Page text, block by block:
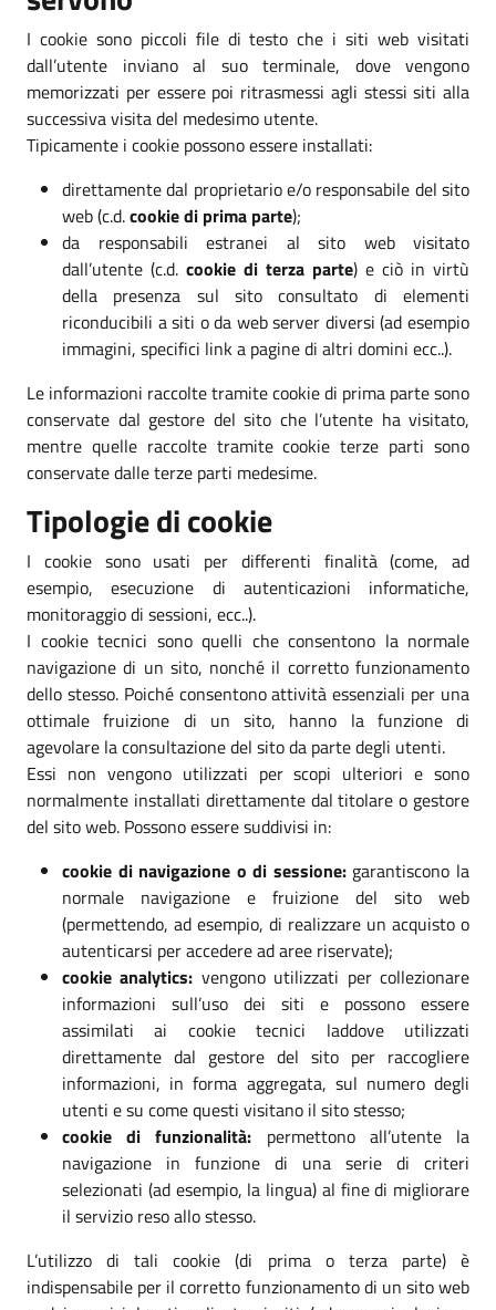
I cookie sono piccoli file di testo che i siti web visitati
dall’utente inviano al suo terminale, dove vengono
memorizzati per essere poi ritrasmessi agli stessi siti alla
successiva visita del medesimo utente.
Tipicamente i cookie possono essere installati:
direttamente dal proprietario e/o responsabile del sito
web (c.d.cookie di prima parte);
da responsabili estranei al sito web visitato
dall’utente (c.d. cookie di terza parte) e ciò in virtù
della presenza sul sito consultato di elementi
riconducibili a siti o da web server diversi (ad esempio
immagini, specifici link a pagine di altri domini ecc..).
Le informazioni raccolte tramite cookie di prima parte sono
conservate dal gestore del sito che l’utente ha visitato,
mentre quelle raccolte tramite cookie terze parti sono
conservate dalle terze parti medesime.
Tipologie di cookie
I cookie sono usati per differenti finalità (come, ad
esempio, esecuzione di autenticazioni informatiche,
monitoraggio di sessioni, ecc..).
I cookie tecnici sono quelli che consentono la normale
navigazione di un sito, nonché il corretto funzionamento
dello stesso. Poiché consentono attività essenziali per una
ottimale fruizione di un sito, hanno la funzione di
agevolare la consultazione del sito da parte degli utenti.
Essi non vengono utilizzati per scopi ulteriori e sono
normalmente installati direttamente dal titolare o gestore
del sito web. Possono essere suddivisi in:
cookie di navigazione o di sessione:garantiscono la
normale navigazione e fruizione del sito web
(permettendo, ad esempio, di realizzare un acquisto o
autenticarsi per accedere ad aree riservate);
cookie analytics: vengono utilizzati per collezionare
informazioni sull’uso dei siti e possono essere
assimilati ai cookie tecnici laddove utilizzati
direttamente dal gestore del sito per raccogliere
informazioni, in forma aggregata, sul numero degli
utenti e su come questi visitano il sito stesso;
cookie di funzionalità: permettono all’utente la
navigazione in funzione di una serie di criteri
selezionati (ad esempio, la lingua) al fine di migliorare
il servizio reso allo stesso.
L’utilizzo di tali cookie (di prima o terza parte) è
indispensabile per il corretto funzionamento di un sito web